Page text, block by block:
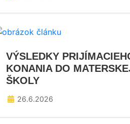
VÝSLEDKY
KONANIA DO
ŠKOLY
26.6.2026